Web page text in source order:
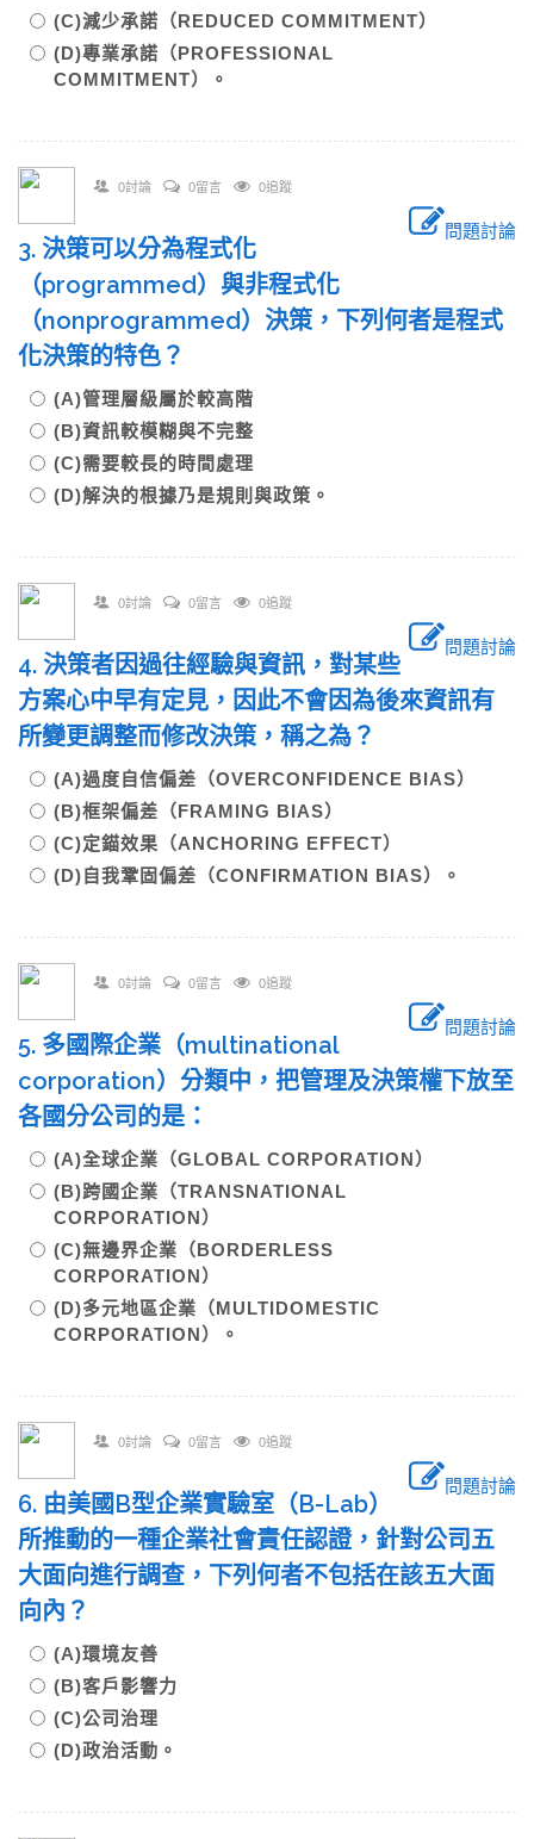
(C)減少承諾（REDUCED COMMITMENT）
(D)專業承諾（PROFESSIONAL
COMMITMENT）。
0討論 0留言 0追蹤
問題討論
3. 決策可以分為程式化
（programmed）與非程式化
（nonprogrammed）決策，下列何者是程式
化決策的特色？
(A)管理層級屬於較高階
(B)資訊較模糊與不完整
(C)需要較長的時間處理
(D)解決的根據乃是規則與政策。
0討論 0留言 0追蹤
問題討論
4. 決策者因過往經驗與資訊，對某些
方案心中早有定見，因此不會因為後來資訊有
所變更調整而修改決策，稱之為？
(A)過度自信偏差（OVERCONFIDENCE BIAS）
(B)框架偏差（FRAMING BIAS）
(C)定錨效果（ANCHORING EFFECT）
(D)自我鞏固偏差（CONFIRMATION BIAS）。
0討論 0留言 0追蹤
問題討論
5. 多國際企業（multinational
corporation）分類中，把管理及決策權下放至
各國分公司的是：
(A)全球企業（GLOBAL CORPORATION）
(B)跨國企業（TRANSNATIONAL
CORPORATION）
(C)無邊界企業（BORDERLESS
CORPORATION）
(D)多元地區企業（MULTIDOMESTIC
CORPORATION）。
0討論 0留言 0追蹤
問題討論
6. 由美國B型企業實驗室（B-Lab）
所推動的一種企業社會責任認證，針對公司五
大面向進行調查，下列何者不包括在該五大面
向內？
(A)環境友善
(B)客戶影響力
(C)公司治理
(D)政治活動。